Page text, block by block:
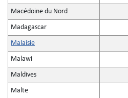
Macédoine du Nord
Madagascar
Malaisie
Malawi
Maldives
Malte